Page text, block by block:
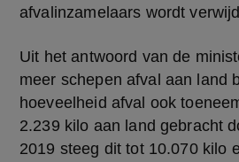
afvalinzamelaars wordt
Uit het antwoord van de
meer schepen afval aan land
hoeveelheid afval ook
2.239 kilo aan land gebracht
2019 steeg dit tot 10.070 kilo